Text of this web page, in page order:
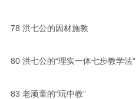
78 洪七公的因材施教
80 洪七公的“理实一体七步教学法”
83 老顽童的“玩中教”